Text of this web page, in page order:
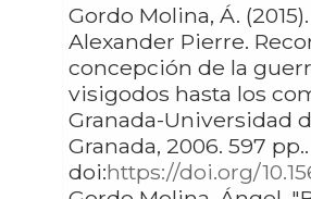
Gordo Molina, Á. (2015). Bronisch,
Alexander Pierre.
concepción de la
visigodos hasta los
Granada-Universidad
Granada, 2006. 597 pp..
doi:https://doi.org/